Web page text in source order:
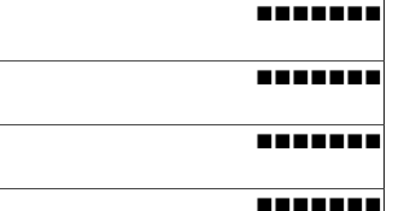
■■■■■■■
■■■■■■■
■■■■■■■
■■■■■■■